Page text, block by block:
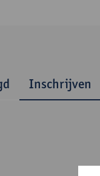
Inschrijven